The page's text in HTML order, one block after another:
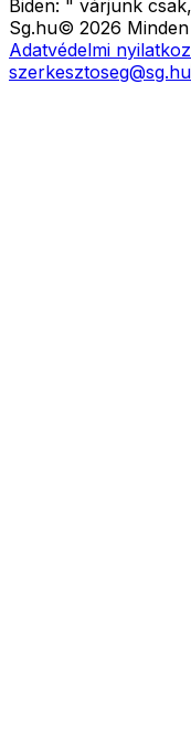
Biden: " várjunk
Sg.hu© 2026
Adatvédelmi
szerkesztoseg@sg.hu